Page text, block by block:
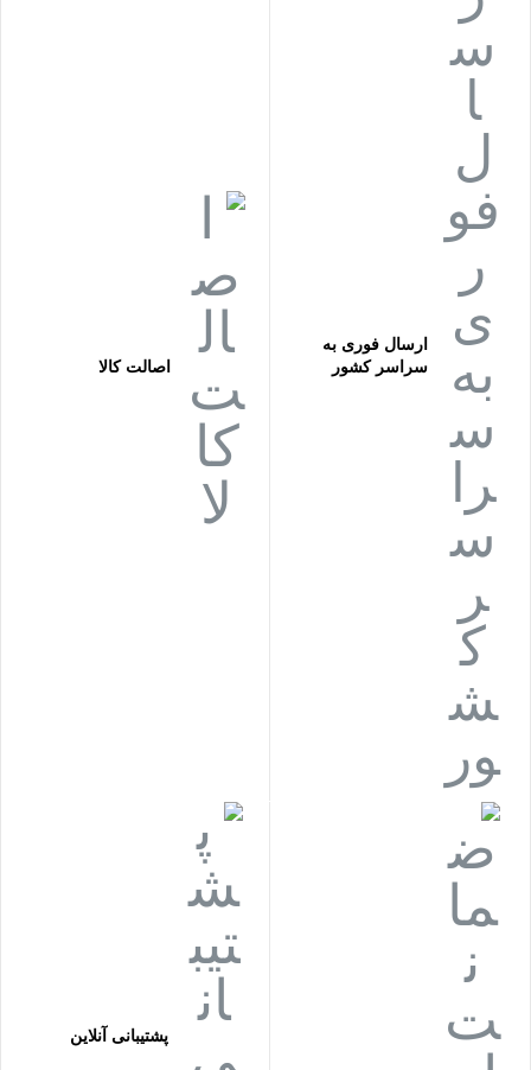
ارسال فوری به
سراسر کشور
اصالت کالا
پشتیبانی آنلاین